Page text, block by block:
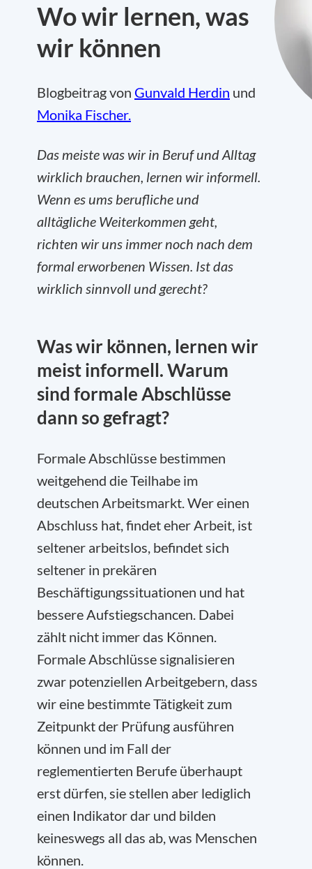
Wo wir lernen, was
wir können
Blogbeitrag von Gunvald Herdin und
Monika Fischer.
Das meiste was wir in Beruf und Alltag
wirklich brauchen, lernen wir informell.
Wenn es ums berufliche und
alltägliche Weiterkommen geht,
richten wir uns immer noch nach dem
formal erworbenen Wissen. Ist das
wirklich sinnvoll und gerecht?
Was wir können, lernen wir
meist informell. Warum
sind formale Abschlüsse
dann so gefragt?
Formale Abschlüsse bestimmen
weitgehend die Teilhabe im
deutschen Arbeitsmarkt. Wer einen
Abschluss hat, findet eher Arbeit, ist
seltener arbeitslos, befindet sich
seltener in prekären
Beschäftigungssituationen und hat
bessere Aufstiegschancen. Dabei
zählt nicht immer das Können.
Formale Abschlüsse signalisieren
zwar potenziellen Arbeitgebern, dass
wir eine bestimmte Tätigkeit zum
Zeitpunkt der Prüfung ausführen
können und im Fall der
reglementierten Berufe überhaupt
erst dürfen, sie stellen aber lediglich
einen Indikator dar und bilden
keineswegs all das ab, was Menschen
können.